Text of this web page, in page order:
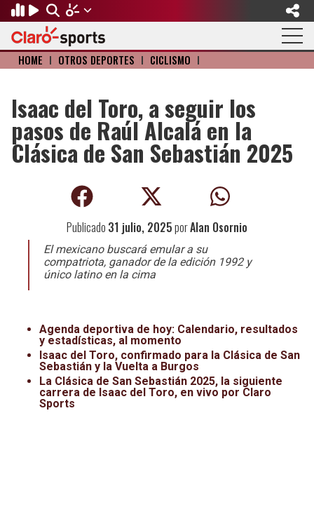
Regresar
FÚTBOL
Fútbol Internacional
Mundial de Clubes
Concachampions
Fútbol de Estufa
Fútbol Femenil
Leagues Cup
Liga de Expansión MX
Liga MX
Regresar
MOTOR
Formula 1
NASCAR
Regresar
BÉISBOL
Mexicano
MLB
Regresar
OLÍMPICOS
Olympic Channel
Paris 2024
Gangwon 2024
Juegos Paralímpicos
Regresar
OTROS DEPORTES
Básquetbol
Fútbol Americano
Boxeo
Lucha Libre
Juegos Panamericanos
Regresar
ACTUALIDAD
Música
Cine y TV
HOME I OTROS DEPORTES I CICLISMO I
Isaac del Toro, a seguir los
pasos de Raúl Alcalá en la
Clásica de San Sebastián 2025
Publicado 31 julio, 2025porAlan Osornio
El mexicano buscará emular a su
compatriota, ganador de la edición 1992 y
único latino en la cima
Agenda deportiva de hoy: Calendario, resultados
y estadísticas, al momento
Isaac del Toro, confirmado para la Clásica de San
Sebastián y la Vuelta a Burgos
La Clásica de San Sebastián 2025, la siguiente
carrera de Isaac del Toro, en vivo por Claro
Sports